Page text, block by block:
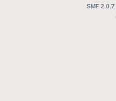
SMF 2.0.7